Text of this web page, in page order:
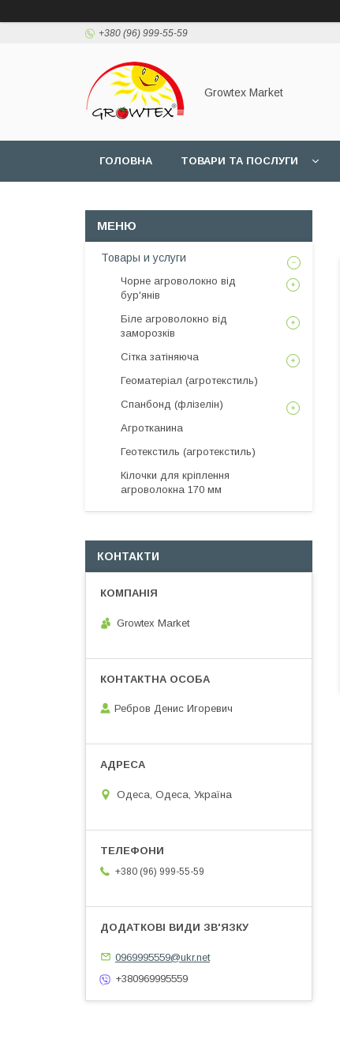
+380 (96) 999-55-59
Growtex Market
ГОЛОВНА ТОВАРИ ТА ПОСЛУГИ
Товары и услуги
Чорне агроволокно від
бур'янів
Біле агроволокно від
заморозків
Сітка затіняюча
Геоматеріал (агротекстиль)
Спанбонд (флізелін)
Агротканина
Геотекстиль (агротекстиль)
Кілочки для кріплення
агроволокна 170 мм
КОНТАКТИ
Growtex Market
Ребров Денис Игоревич
Одеса, Одеса, Україна
+380 (96) 999-55-59
0969995559@ukr.net
+380969995559